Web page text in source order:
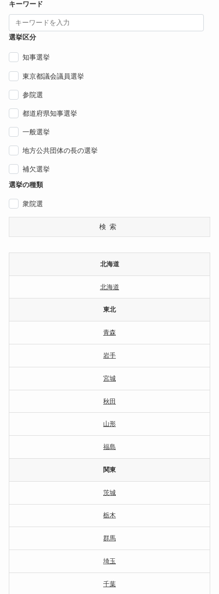
キーワード
選挙区分
知事選挙
東京都議会議員選挙
参院選
都道府県知事選挙
一般選挙
地方公共団体の長の選挙
補欠選挙
選挙の種類
衆院選
検索
北海道
北海道
東北
青森
岩手
宮城
秋田
山形
福島
関東
茨城
栃木
群馬
埼玉
千葉